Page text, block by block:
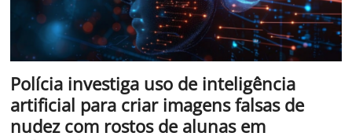
longe
do
ideal
Polícia investiga uso de inteligência
artificial para criar imagens falsas de
nudez com rostos de alunas em